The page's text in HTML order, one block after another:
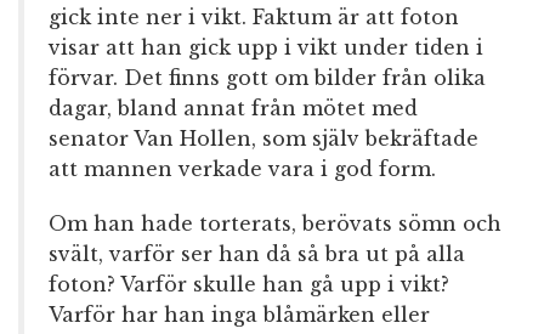
gick inte ner i vikt. Faktum är att foton
visar att han gick upp i vikt under tiden i
förvar. Det finns gott om bilder från olika
dagar, bland annat från mötet med
senator Van Hollen, som själv bekräftade
att mannen verkade vara i god form.
Om han hade torterats, berövats sömn och
svält, varför ser han då så bra ut på alla
foton? Varför skulle han gå upp i vikt?
Varför har han inga blåmärken eller